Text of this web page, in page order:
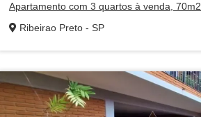
Apartamento com 3 quartos à venda, 70m2
Ribeirao Preto - SP